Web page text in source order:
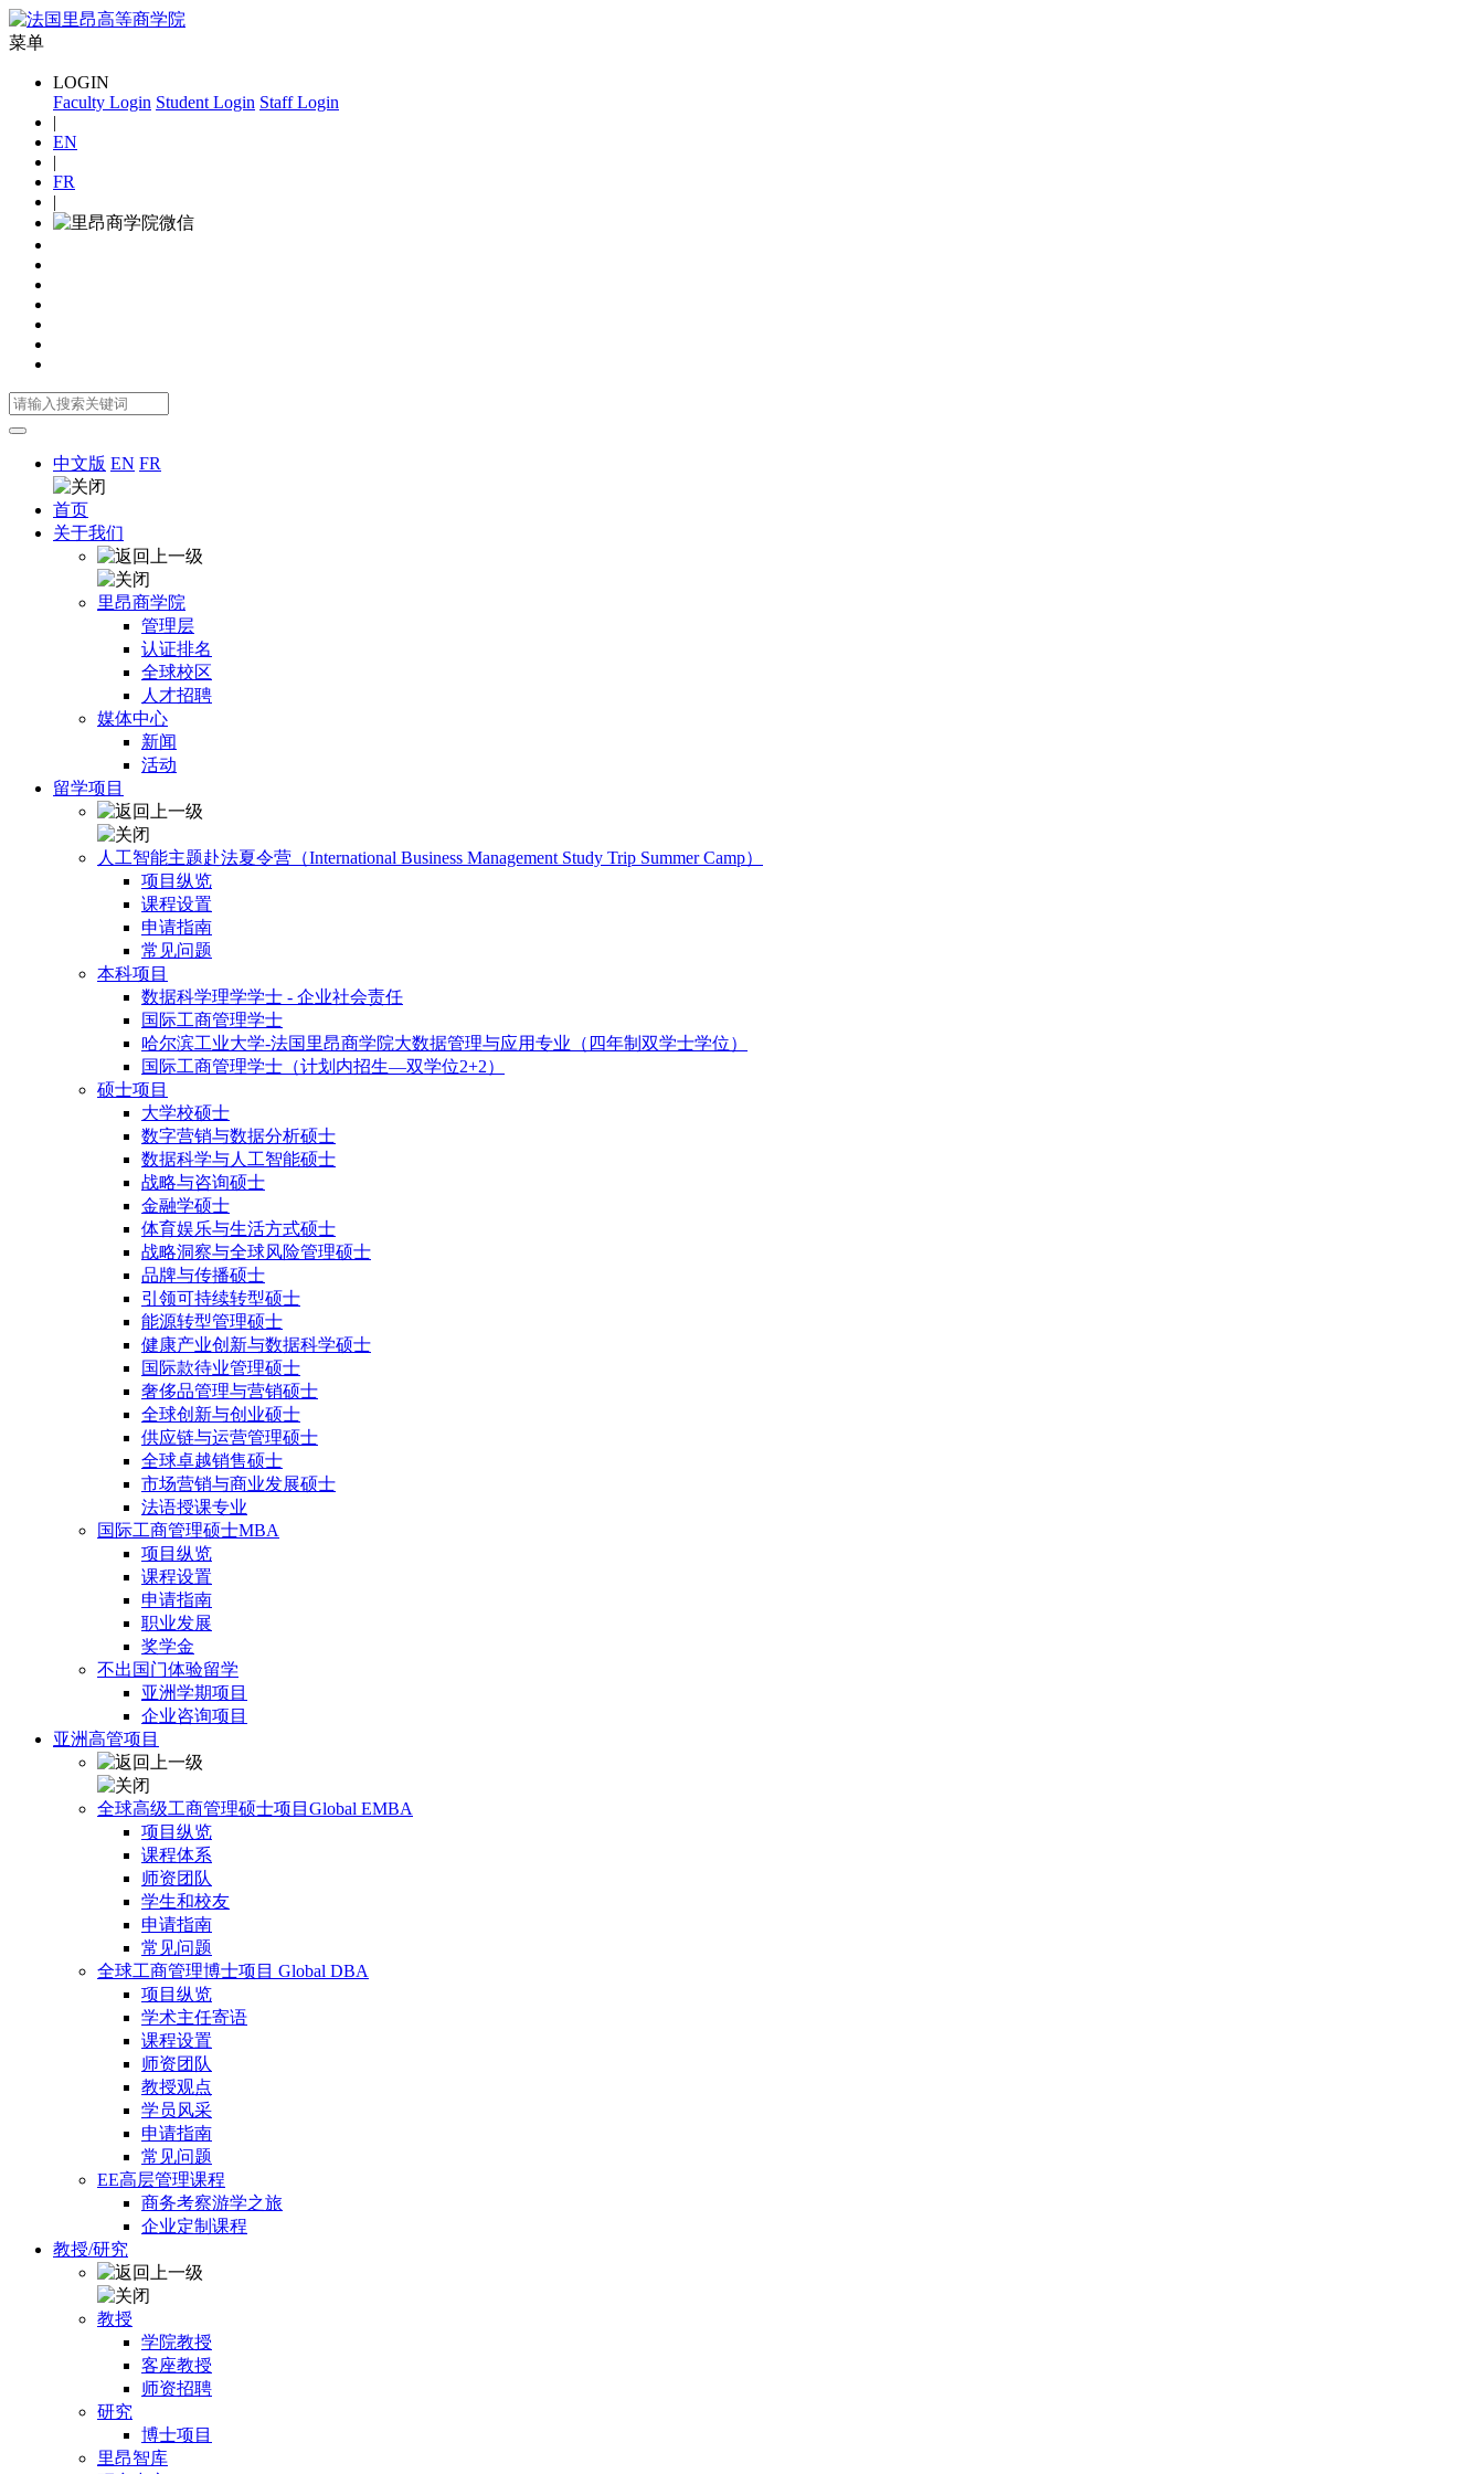
菜单
LOGIN
Faculty Login Student Login Staff Login
|
EN
|
FR
|
中文版 EN FR
首页
关于我们
里昂商学院
管理层
认证排名
全球校区
人才招聘
媒体中心
新闻
活动
留学项目
人工智能主题赴法夏令营（International Business Management Study Trip Summer Camp）
项目纵览
课程设置
申请指南
常见问题
本科项目
数据科学理学学士 - 企业社会责任
国际工商管理学士
哈尔滨工业大学-法国里昂商学院大数据管理与应用专业（四年制双学士学位）
国际工商管理学士（计划内招生—双学位2+2）
硕士项目
大学校硕士
数字营销与数据分析硕士
数据科学与人工智能硕士
战略与咨询硕士
金融学硕士
体育娱乐与生活方式硕士
战略洞察与全球风险管理硕士
品牌与传播硕士
引领可持续转型硕士
能源转型管理硕士
健康产业创新与数据科学硕士
国际款待业管理硕士
奢侈品管理与营销硕士
全球创新与创业硕士
供应链与运营管理硕士
全球卓越销售硕士
市场营销与商业发展硕士
法语授课专业
国际工商管理硕士MBA
项目纵览
课程设置
申请指南
职业发展
奖学金
不出国门体验留学
亚洲学期项目
企业咨询项目
亚洲高管项目
全球高级工商管理硕士项目Global EMBA
项目纵览
课程体系
师资团队
学生和校友
申请指南
常见问题
全球工商管理博士项目 Global DBA
项目纵览
学术主任寄语
课程设置
师资团队
教授观点
学员风采
申请指南
常见问题
EE高层管理课程
商务考察游学之旅
企业定制课程
教授/研究
教授
学院教授
客座教授
师资招聘
研究
博士项目
里昂智库